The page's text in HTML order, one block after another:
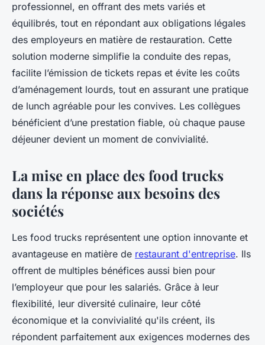
professionnel, en offrant des mets variés et
équilibrés, tout en répondant aux obligations légales
des employeurs en matière de restauration. Cette
solution moderne simplifie la conduite des repas,
facilite l’émission de tickets repas et évite les coûts
d’aménagement lourds, tout en assurant une pratique
de lunch agréable pour les convives. Les collègues
bénéficient d’une prestation fiable, où chaque pause
déjeuner devient un moment de convivialité.
La mise en place des food trucks
dans la réponse aux besoins des
sociétés
Les food trucks représentent une option innovante et
avantageuse en matière de restaurant d'entreprise. Ils
offrent de multiples bénéfices aussi bien pour
l’employeur que pour les salariés. Grâce à leur
flexibilité, leur diversité culinaire, leur côté
économique et la convivialité qu'ils créent, ils
répondent parfaitement aux exigences modernes des